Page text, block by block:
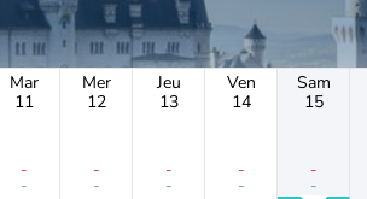
Mar
11
-
-
Mer
12
-
-
Jeu
13
-
-
Ven
14
-
-
Sam
15
-
-